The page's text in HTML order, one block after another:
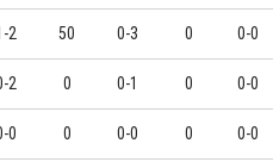
2 50 0-3 0 0-0
2 0 0-1 0 0-0
0 0 0-0 0 0-0